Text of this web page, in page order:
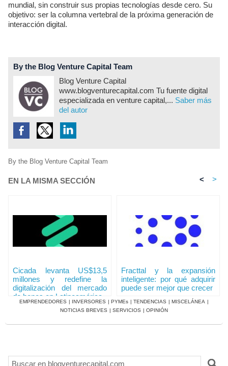
mundial, sin construir sus propias tecnologías desde cero. Su
objetivo: ser la columna vertebral de la próxima generación de
interacción digital.
By the Blog Venture Capital Team
Blog Venture Capital
www.blogventurecapital.com Tu fuente digital
especializada en venture capital,... Saber más
del autor
By the Blog Venture Capital Team
EN LA MISMA SECCIÓN < >
Cicada levanta US$13,5
millones y redefine la
digitalización del mercado
de bonos en Latinoamérica
Fracttal y la expansión
inteligente: por qué adquirir
puede ser mejor que crecer
EMPRENDEDORES | INVERSORES | PYMEs | TENDENCIAS | MISCELÁNEA |
NOTICIAS BREVES | SERVICIOS | OPINIÓN